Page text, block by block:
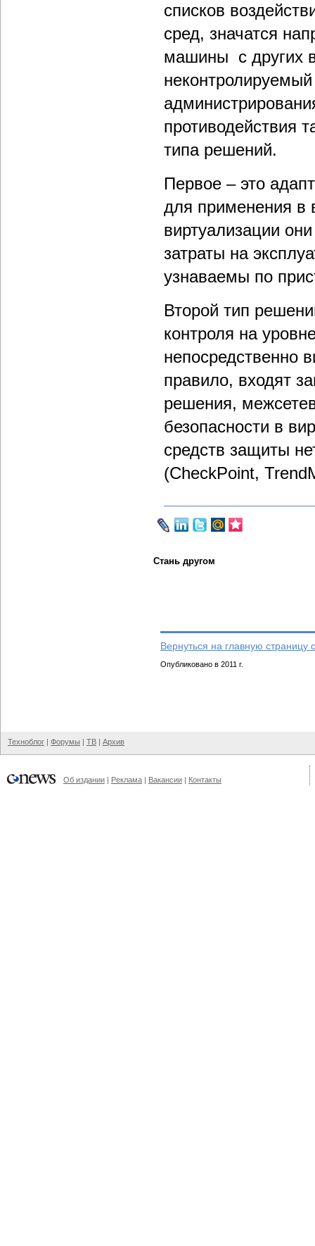
списков
сред, значатся
машины с других
противодействия
типа решений.
Первое – это
для применения в
виртуализации
затраты на
узнаваемы по
Второй тип
контроля на
непосредственно
правило, входят
решения,
безопасности в
средств защиты
(CheckPoint,
Стань другом
Вернуться на главную страницу
Опубликовано в 2011 г.
Техноблог | Форумы | ТВ | Архив
Об издании | Реклама | Вакансии | Контакты